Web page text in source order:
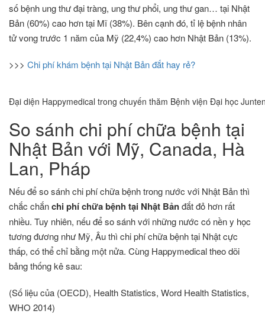
số bệnh ung thư đại tràng, ung thư phổi, ung thư gan… tại Nhật
Bản (60%) cao hơn tại Mĩ (38%). Bên cạnh đó, tỉ lệ bệnh nhân
tử vong trước 1 năm của Mỹ (22,4%) cao hơn Nhật Bản (13%).
>>> Chi phí khám bệnh tại Nhật Bản đắt hay rẻ?
Đại diện Happymedical trong chuyến thăm Bệnh viện Đại học
So sánh chi phí chữa bệnh tại
Nhật Bản với Mỹ, Canada, Hà
Lan, Pháp
Nếu để so sánh chi phí chữa bệnh trong nước với Nhật Bản thì
chắc chắnchi phí chữa bệnh tại Nhật Bảnđắt đỏ hơn rất
nhiều. Tuy nhiên, nếu để so sánh với những nước có nền y học
tương đương như Mỹ, Âu thì chi phí chữa bệnh tại Nhật cực
thấp, có thể chỉ bằng một nửa. Cùng Happymedical theo dõi
bảng thống kê sau:
(Số liệu của (OECD), Health Statistics, Word Health Statistics,
WHO 2014)